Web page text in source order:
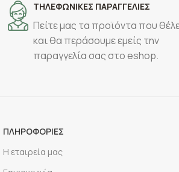
ΤΗΛΕΦΩΝΙΚΕΣ ΠΑΡΑΓΓΕΛΙΕΣ
Πείτε μας τα προϊόντα που
και θα περάσουμε εμείς την
παραγγελία σας στο eshop.
ΠΛΗΡΟΦΟΡΙΕΣ
Η εταιρεία μας